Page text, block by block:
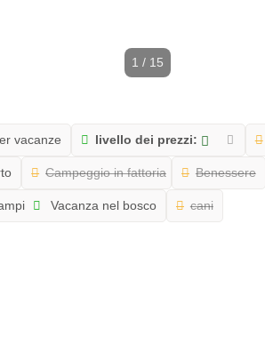
1 / 15
vacanze livello dei prezzi:
Campeggio in fattoria Benessere
Vacanza nel bosco cani